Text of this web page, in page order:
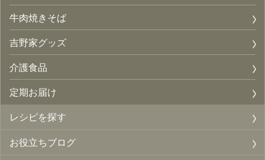
牛肉焼きそば
吉野家グッズ
介護食品
定期お届け
レシピを探す
お役立ちブログ